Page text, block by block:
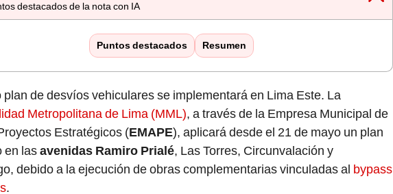
destacados de la nota con IA
Puntos destacados Resumen
plan de desvíos vehiculares se implementará en Lima Este. La
Metropolitana de Lima (MML), a través de la Empresa Municipal de
Estratégicos (EMAPE), aplicará desde el 21 de mayo un plan
en lasavenidas Ramiro Prialé, Las Torres, Circunvalación y
debido a la ejecución de obras complementarias vinculadas al bypass
.